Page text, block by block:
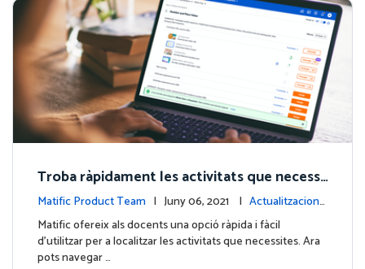
Troba ràpidament les activitats que necessi
tes!
Matific Product Team | Juny 06, 2021 | Actualitzacions
de la plataforma
Matific ofereix als docents una opció ràpida i fàcil
d'utilitzar per a localitzar les activitats que necessites. Ara
pots navegar …